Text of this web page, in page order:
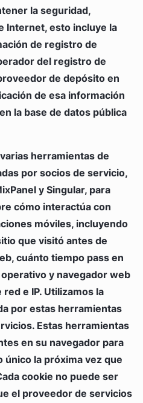
la seguridad,
Internet, esto incluye la
de registro de
del registro de
de depósito en
de esa información
la base de datos pública
herramientas de
por socios de servicio,
y Singular, para
cómo interactúa con
móviles, incluyendo
que visitó antes de
cuánto tiempo pass en
y navegador web
e IP. Utilizamos la
por estas herramientas
Estas herramientas
en su navegador para
la próxima vez que
cookie no puede ser
el proveedor de servicios